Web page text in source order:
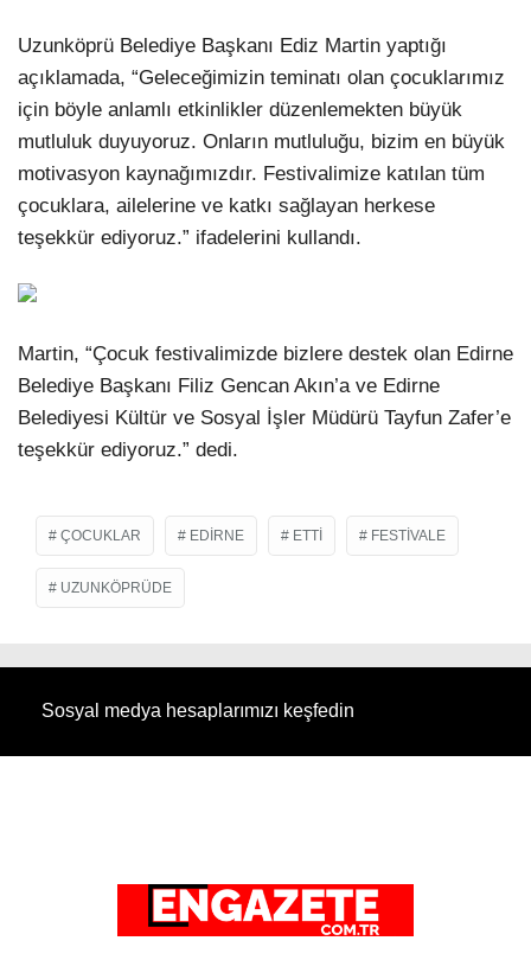
Uzunköprü Belediye Başkanı Ediz Martin yaptığı
açıklamada, “Geleceğimizin teminatı olan çocuklarımız
için böyle anlamlı etkinlikler düzenlemekten büyük
mutluluk duyuyoruz. Onların mutluluğu, bizim en büyük
motivasyon kaynağımızdır. Festivalimize katılan tüm
çocuklara, ailelerine ve katkı sağlayan herkese
teşekkür ediyoruz.” ifadelerini kullandı.
Martin, “Çocuk festivalimizde bizlere destek olan Edirne
Belediye Başkanı Filiz Gencan Akın’a ve Edirne
Belediyesi Kültür ve Sosyal İşler Müdürü Tayfun Zafer’e
teşekkür ediyoruz.” dedi.
ÇOCUKLAR EDIRNE ETTI FESTIVALE
UZUNKÖPRÜDE
Sosyal medya hesaplarımızı keşfedin